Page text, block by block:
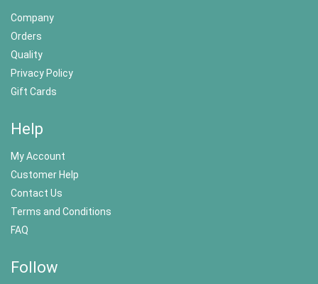
Company
Orders
Quality
Privacy Policy
Gift Cards
Help
My Account
Customer Help
Contact Us
Terms and Conditions
FAQ
Follow